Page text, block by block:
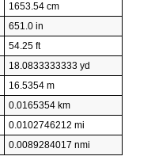
1653.54 cm
651.0 in
54.25 ft
18.0833333333 yd
16.5354 m
0.0165354 km
0.0102746212 mi
0.0089284017 nmi